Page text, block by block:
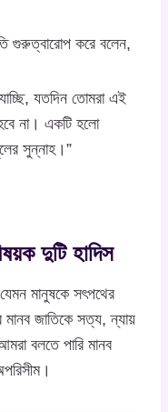
গুরুত্বারোপ করে বলেন,
যতদিন তোমরা এই
না। একটি হলো
সুন্নাহ।”
দুটি হাদিস
মানুষকে সৎপথের
মানব জাতিকে সত্য, ন্যায়
বলতে পারি মানব